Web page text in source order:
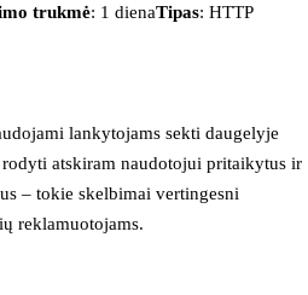
trukmė: 1 dienaTipas: HTTP
lankytojams sekti daugelyje
atskiram naudotojui pritaikytus ir
– tokie skelbimai vertingesni
reklamuotojams.